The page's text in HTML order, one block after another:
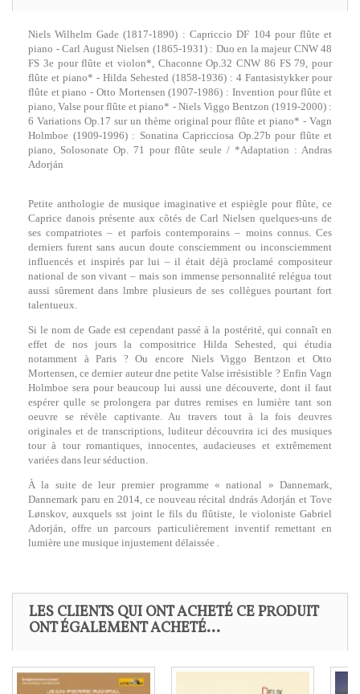
Niels Wilhelm Gade (1817-1890) : Capriccio DF 104 pour flûte et
piano - Carl August Nielsen (1865-1931) : Duo en la majeur CNW 48
FS 3e pour flûte et violon*, Chaconne Op.32 CNW 86 FS 79, pour
flûte et piano* - Hilda Sehested (1858-1936) : 4 Fantasistykker pour
flûte et piano - Otto Mortensen (1907-1986) : Invention pour flûte et
piano, Valse pour flûte et piano* - Niels Viggo Bentzon (1919-2000) :
6 Variations Op.17 sur un thème original pour flûte et piano* - Vagn
Holmboe (1909-1996) : Sonatina Capricciosa Op.27b pour flûte et
piano, Solosonate Op. 71 pour flûte seule / *Adaptation : Andras
Adorján
Petite anthologie de musique imaginative et espiègle pour flûte, ce
Caprice danois présente aux côtés de Carl Nielsen quelques-uns de
ses compatriotes – et parfois contemporains – moins connus. Ces
derniers furent sans aucun doute consciemment ou inconsciemment
influencés et inspirés par lui – il était déjà proclamé compositeur
national de son vivant – mais son immense personnalité relégua tout
aussi sûrement dans lmbre plusieurs de ses collègues pourtant fort
talentueux.
Si le nom de Gade est cependant passé à la postérité, qui connaît en
effet de nos jours la compositrice Hilda Sehested, qui étudia
notamment à Paris ? Ou encore Niels Viggo Bentzon et Otto
Mortensen, ce dernier auteur dne petite Valse irrésistible ? Enfin Vagn
Holmboe sera pour beaucoup lui aussi une découverte, dont il faut
espérer qulle se prolongera par dutres remises en lumière tant son
oeuvre se révèle captivante. Au travers tout à la fois deuvres
originales et de transcriptions, luditeur découvrira ici des musiques
tour à tour romantiques, innocentes, audacieuses et extrêmement
variées dans leur séduction.
À la suite de leur premier programme « national » Dannemark,
Dannemark paru en 2014, ce nouveau récital dndrás Adorján et Tove
Lønskov, auxquels sst joint le fils du flûtiste, le violoniste Gabriel
Adorján, offre un parcours particulièrement inventif remettant en
lumière une musique injustement délaissée .
LES CLIENTS QUI ONT ACHETÉ CE PRODUIT
ONT ÉGALEMENT ACHETÉ...